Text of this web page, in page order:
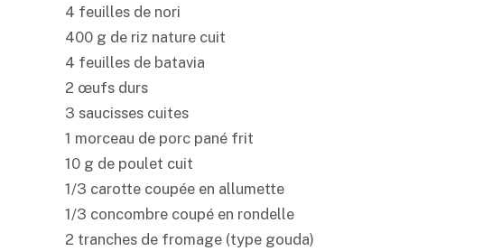
4 feuilles de nori
400 g de riz nature cuit
4 feuilles de batavia
2 œufs durs
3 saucisses cuites
1 morceau de porc pané frit
10 g de poulet cuit
1/3 carotte coupée en allumette
1/3 concombre coupé en rondelle
2 tranches de fromage (type gouda)